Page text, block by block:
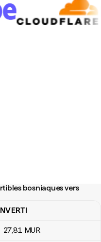
bosniaques vers
bosniaques vers
27,81 MUR